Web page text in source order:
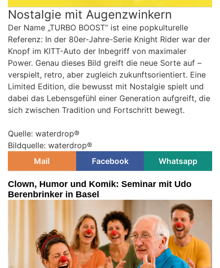
Nostalgie mit Augenzwinkern
Der Name „TURBO BOOST“ ist eine popkulturelle
Referenz: In der 80er-Jahre-Serie Knight Rider war der
Knopf im KITT-Auto der Inbegriff von maximaler
Power. Genau dieses Bild greift die neue Sorte auf –
verspielt, retro, aber zugleich zukunftsorientiert. Eine
Limited Edition, die bewusst mit Nostalgie spielt und
dabei das Lebensgefühl einer Generation aufgreift, die
sich zwischen Tradition und Fortschritt bewegt.
Quelle: waterdrop®
Bildquelle: waterdrop®
Mail
Facebook Whatsapp
Clown, Humor und Komik: Seminar mit Udo
Berenbrinker in Basel